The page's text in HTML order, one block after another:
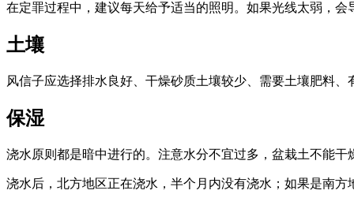
在定罪过程中，建议每天给予适当的照明。如果光线太弱，
土壤
风信子应选择排水良好、干燥砂质土壤较少、需要土壤肥料
保湿
浇水原则都是暗中进行的。注意水分不宜过多，盆栽土不能干
浇水后，北方地区正在浇水，半个月内没有浇水；如果是南